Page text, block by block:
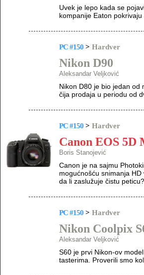
Uvek je lepo kada se
kompanije Eaton pokrivaju
PC #150 > Hardver
Nikon D90
Aleksandar Veljković
Nikon D80 je bio jedan od
čija prodaja u periodu od
PC #150 > Hardver
Canon EOS
Boris Stanojević
Canon je na sajmu
mogućnošću snimanja
da li zaslužuje čistu peticu?
PC #150 > Hardver
Nikon Coolpix
Aleksandar Veljković
S60 je prvi Nikon-ov
tasterima. Proverili smo